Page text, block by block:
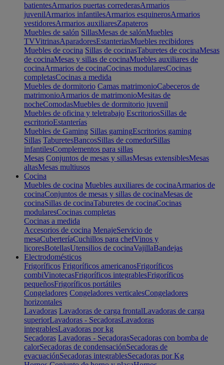
batientesArmarios puertas correderasArmarios
juvenilArmarios infantilesArmarios esquinerosArmarios
vestidoresArmarios auxiliaresZapateros
Muebles de salón SillasMesas de salónMuebles
TVVitrinasAparadoresEstanteriasMuebles recibidores
Muebles de cocina Sillas de cocinasTaburetes de cocinaMesas
de cocinaMesas y sillas de cocinaMuebles auxiliares de
cocinaArmarios de cocinaCocinas modularesCocinas
completasCocinas a medida
Muebles de dormitorio Camas matrimonioCabeceros de
matrimonioArmarios de matrimonioMesitas de
nocheComodasMuebles de dormitorio juvenil
Muebles de oficina y teletrabajo EscritoriosSillas de
escritorioEstanterías
Muebles de Gaming Sillas gamingEscritorios gaming
Sillas TaburetesBancosSillas de comedorSillas
infantilesComplementos para sillas
Mesas Conjuntos de mesas y sillasMesas extensiblesMesas
altasMesas multiusos
Cocina
Muebles de cocina Muebles auxiliares de cocinaArmarios de
cocinaConjuntos de mesas y sillas de cocinaMesas de
cocinaSillas de cocinaTaburetes de cocinaCocinas
modularesCocinas completas
Cocinas a medida
Accesorios de cocina MenajeServicio de
mesaCuberteríaCuchillos para chefVinos y
licoresBotellasUtensilios de cocinaVajillaBandejas
Electrodomésticos
Frigoríficos Frigoríficos americanosFrigoríficos
combiVinotecasFrigoríficos integrablesFrigoríficos
pequeñosFrigoríficos portátiles
Congeladores Congeladores verticalesCongeladores
horizontales
Lavadoras Lavadoras de carga frontalLavadoras de carga
superiorLavadoras - SecadorasLavadoras
integrablesLavadoras por kg
Secadoras Lavadoras - SecadorasSecadoras con bomba de
calorSecadoras de condensaciónSecadoras de
evacuaciónSecadoras integrablesSecadoras por Kg